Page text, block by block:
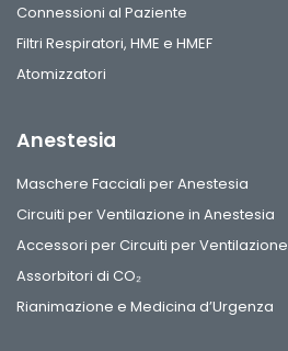
Connessioni al Paziente
Filtri Respiratori, HME e HMEF
Atomizzatori
Anestesia
Maschere Facciali per Anestesia
Circuiti per Ventilazione in Anestesia
Accessori per Circuiti per Ventilazione
Assorbitori di CO₂
Rianimazione e Medicina d’Urgenza